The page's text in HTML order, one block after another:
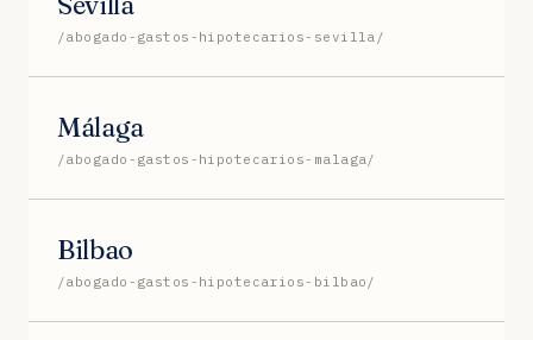
/abogado-gastos-hipotecarios-sevilla/
Málaga
/abogado-gastos-hipotecarios-malaga/
Bilbao
/abogado-gastos-hipotecarios-bilbao/